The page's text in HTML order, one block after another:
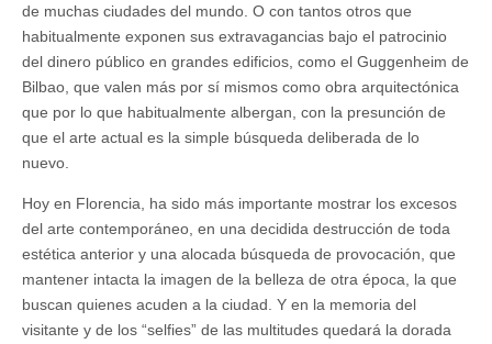
de muchas ciudades del mundo. O con tantos otros que
habitualmente exponen sus extravagancias bajo el patrocinio
del dinero público en grandes edificios, como el Guggenheim de
Bilbao, que valen más por sí mismos como obra arquitectónica
que por lo que habitualmente albergan, con la presunción de
que el arte actual es la simple búsqueda deliberada de lo
nuevo.
Hoy en Florencia, ha sido más importante mostrar los excesos
del arte contemporáneo, en una decidida destrucción de toda
estética anterior y una alocada búsqueda de provocación, que
mantener intacta la imagen de la belleza de otra época, la que
buscan quienes acuden a la ciudad. Y en la memoria del
visitante y de los “selfies” de las multitudes quedará la dorada